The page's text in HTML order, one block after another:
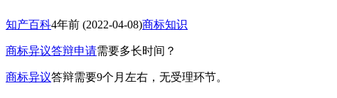
知产百科4年前 (2022-04-08)商标知识
商标异议答辩申请需要多长时间？
商标异议答辩需要9个月左右，无受理环节。